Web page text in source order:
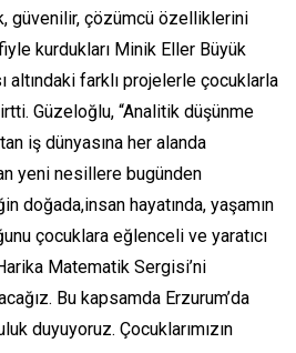
güvenilir, çözümcü özelliklerini
kurdukları Minik Eller Büyük
altındaki farklı projelerle çocuklarla
Güzeloğlu, “Analitik düşünme
iş dünyasına her alanda
yeni nesillere bugünden
doğada,insan hayatında, yaşamın
çocuklara eğlenceli ve yaratıcı
Matematik Sergisi’ni
Bu kapsamda Erzurum’da
duyuyoruz. Çocuklarımızın